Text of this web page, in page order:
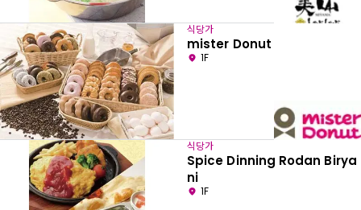
식당가
mister Donut
1F
식당가
Spice Dinning Rodan Birya
ni
1F